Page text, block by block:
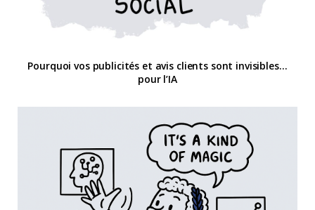
Pourquoi vos publicités et avis clients sont invisibles…
pour l’IA